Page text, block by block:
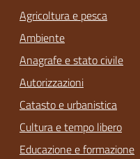
Agricoltura e pesca
Ambiente
Anagrafe e stato civile
Autorizzazioni
Catasto e urbanistica
Cultura e tempo libero
Educazione e formazione